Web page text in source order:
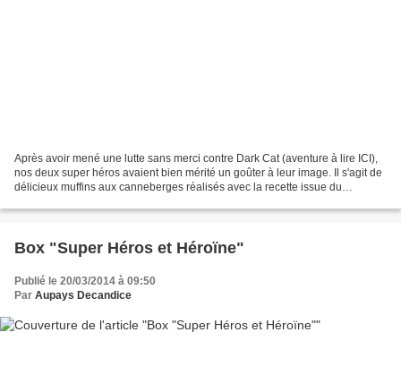
Après avoir mené une lutte sans merci contre Dark Cat (aventure à lire ICI),
nos deux super héros avaient bien mérité un goûter à leur image. Il s'agit de
délicieux muffins aux canneberges réalisés avec la recette issue du
Box "Super Héros et Héroïne"
Publié le 20/03/2014 à 09:50
Par Aupays Decandice